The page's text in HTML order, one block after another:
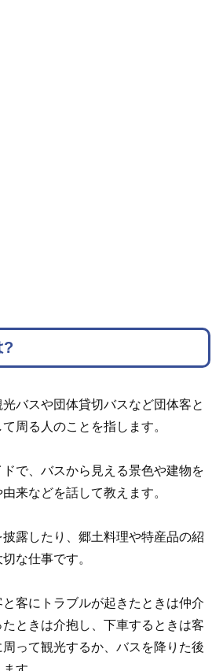
?
バスや団体貸切バスなど団体客と
周る人のことを指します。
で、バスから見える景色や建物を
来などを話して教えます。
露したり、郷土料理や特産品の紹
な仕事です。
客にトラブルが起きたときは仲介
ときは介抱し、下車するときは客
って観光するか、バスを降りた後